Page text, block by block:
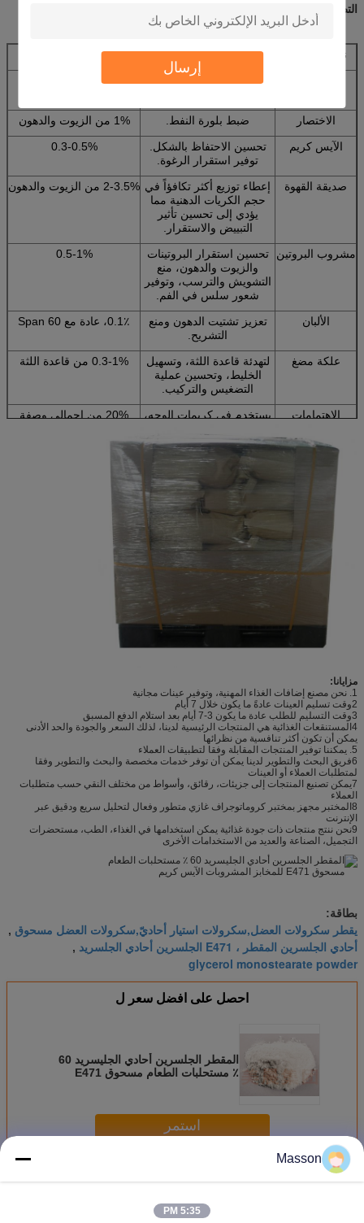
إرسال
التطبيقات:
نطاق التطبيق الوظيفة
الجرعة المقترحة
يمنح التشتت المياه بشكل
1% من الزيوت والدهون
الاختصار ضبط بلورة النفط.
1% من الزيوت والدهون
الآيس كريم
تحسين الاحتفاظ بالشكل.
توفير استقرار الرغوة.
0.3-0.5%
صديقة القهوة
إعطاء توزيع أكثر تكافؤاً في
حجم الكريات الدهنية مما
يؤدي إلى تحسين تأثير
التبييض والاستقرار.
2-3.5% من الزيوت والدهون
مشروب البروتين
تحسين استقرار البروتينات
والزيوت والدهون، منع
التشويش والترسب، وتوفير
شعور سلس في الفم.
0.5-1%
الألبان
تعزيز تشتيت الدهون ومنع
التشريح.
0.1٪، عادة مع Span 60
علكة مضغ
لتهدئة قاعدة اللثة، وتسهيل
الخليط، وتحسين عملية
التضغيس والتركيب.
0.3-1% من قاعدة اللثة
الاهتمامات
يستخدم في كريمات الوجه،
20% من إجمالي وصفة
مزايانا:
1. نحن مصنع إضافات الغذاء المهنية، وتوفير عينات مجانية
2وقت تسليم العينات عادةً ما يكون خلال 7 أيام
3وقت التسليم للطلب عادة ما يكون 3-7 أيام بعد استلام الدفع المسبق
4المستنقعات الغذائية هي المنتجات الرئيسية لدينا، لذلك السعر والجودة والحد الأدنى
يمكن أن تكون أكثر تنافسية من نظرائها
5. يمكننا توفير المنتجات المقابلة وفقا لتطبيقات العملاء
6فريق البحث والتطوير لدينا يمكن أن توفر خدمات مخصصة والبحث والتطوير وفقا
لمتطلبات العملاء أو العينات
7يمكن تصنيع المنتجات إلى جزيئات، رقائق، وأسواط من مختلف النقي حسب متطلبات
العملاء
8المختبر مجهز بمختبر كروماتوجراف غازي متطور وفعال لتحليل سريع ودقيق عبر
الإنترنت
9نحن ننتج منتجات ذات جودة غذائية يمكن استخدامها في الغذاء، الطب، مستحضرات
التجميل، الصناعة والعديد من الاستخدامات الأخرى
بطاقة:
يقطر سكرولات العضل,سكرولات استيار أحاديّ,سكرولات العضل مسحوق ,
أحادي الجلسرين المقطر ، E471 الجلسرين أحادي الجلسريد ,
glycerol monostearate powder
احصل على افضل سعر ل
المقطر الجلسرين أحادي الجليسريد 60
٪ مستحلبات الطعام مسحوق E471
استمر
أكثرسكرولات العضل
Masson
5:35 PM